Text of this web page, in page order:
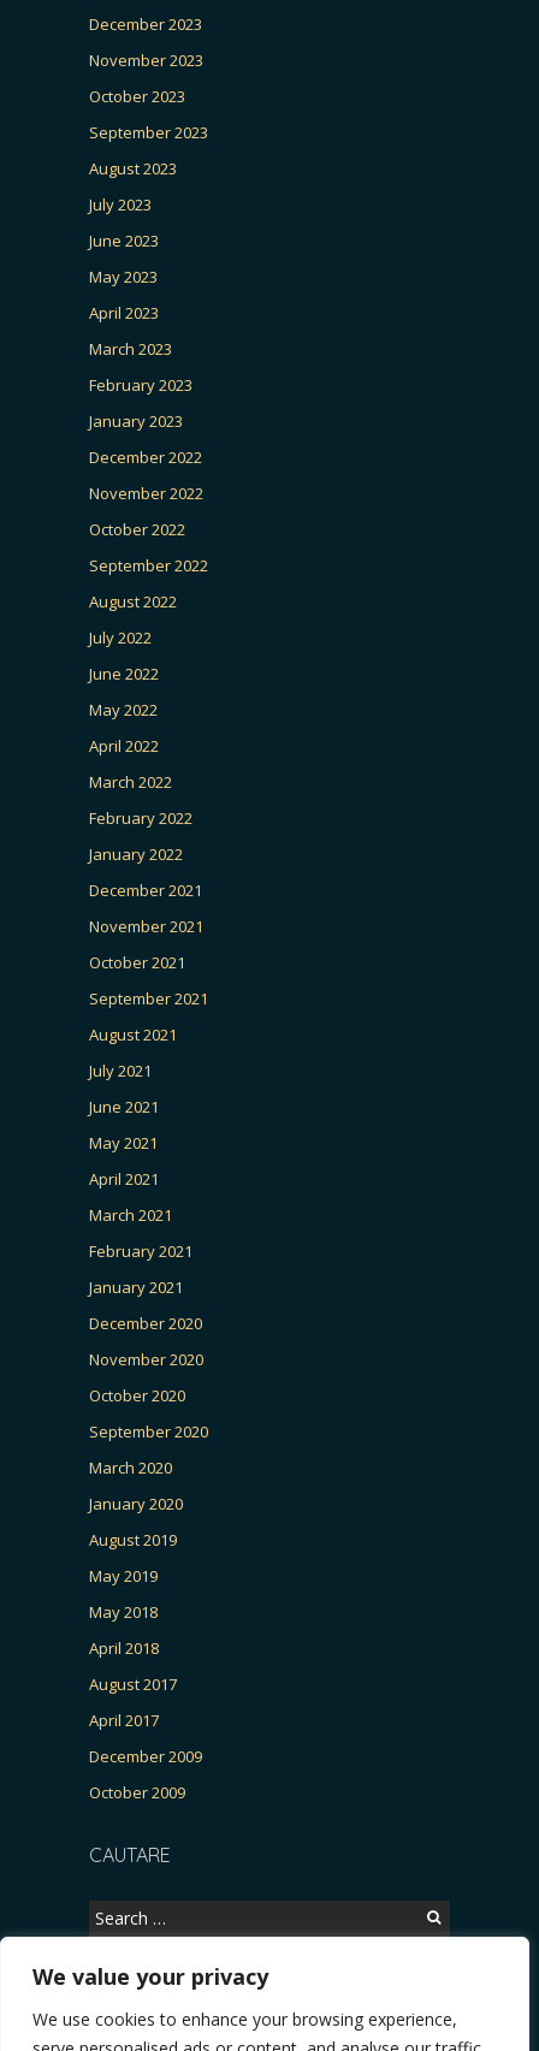
We value your privacy
We use cookies to enhance your browsing experience,
December 2023
November 2023
October 2023
September 2023
August 2023
July 2023
June 2023
May 2023
April 2023
March 2023
February 2023
January 2023
December 2022
November 2022
October 2022
September 2022
August 2022
July 2022
June 2022
May 2022
April 2022
March 2022
February 2022
January 2022
December 2021
November 2021
October 2021
September 2021
August 2021
July 2021
June 2021
May 2021
April 2021
March 2021
February 2021
January 2021
December 2020
November 2020
October 2020
September 2020
March 2020
January 2020
August 2019
May 2019
May 2018
April 2018
August 2017
April 2017
December 2009
October 2009
CAUTARE
Search
for:
Copyright © 2026, CERTITUDINEA.